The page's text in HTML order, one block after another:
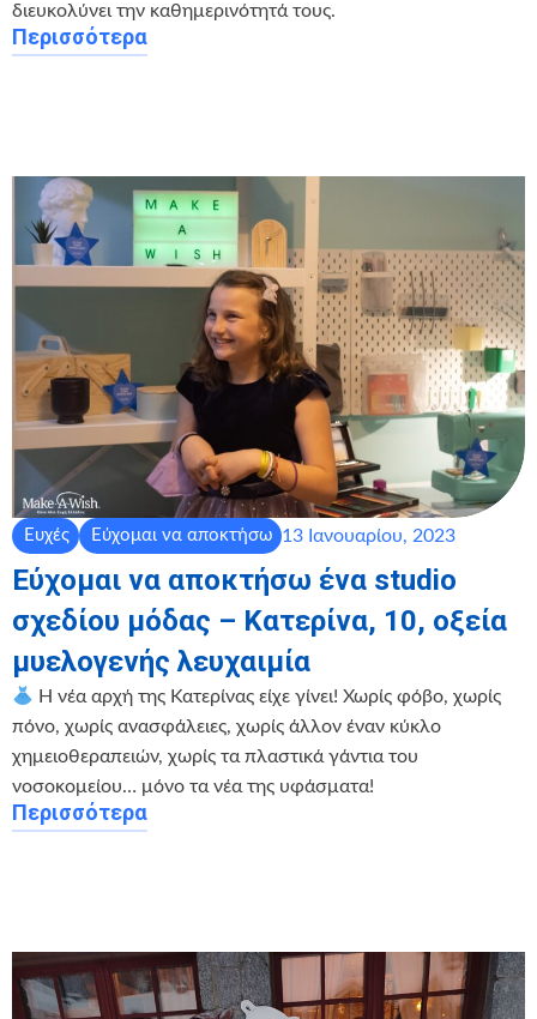
διευκολύνει την καθημερινότητά τους.
Περισσότερα
Ευχές Εύχομαι να αποκτήσω 13 Ιανουαρίου, 2023
Εύχομαι να αποκτήσω ένα studio
σχεδίου μόδας – Κατερίνα, 10, οξεία
μυελογενής λευχαιμία
Η νέα αρχή της Κατερίνας είχε γίνει! Χωρίς φόβο, χωρίς
πόνο, χωρίς ανασφάλειες, χωρίς άλλον έναν κύκλο
χημειοθεραπειών, χωρίς τα πλαστικά γάντια του
νοσοκομείου… μόνο τα νέα της υφάσματα!
Περισσότερα